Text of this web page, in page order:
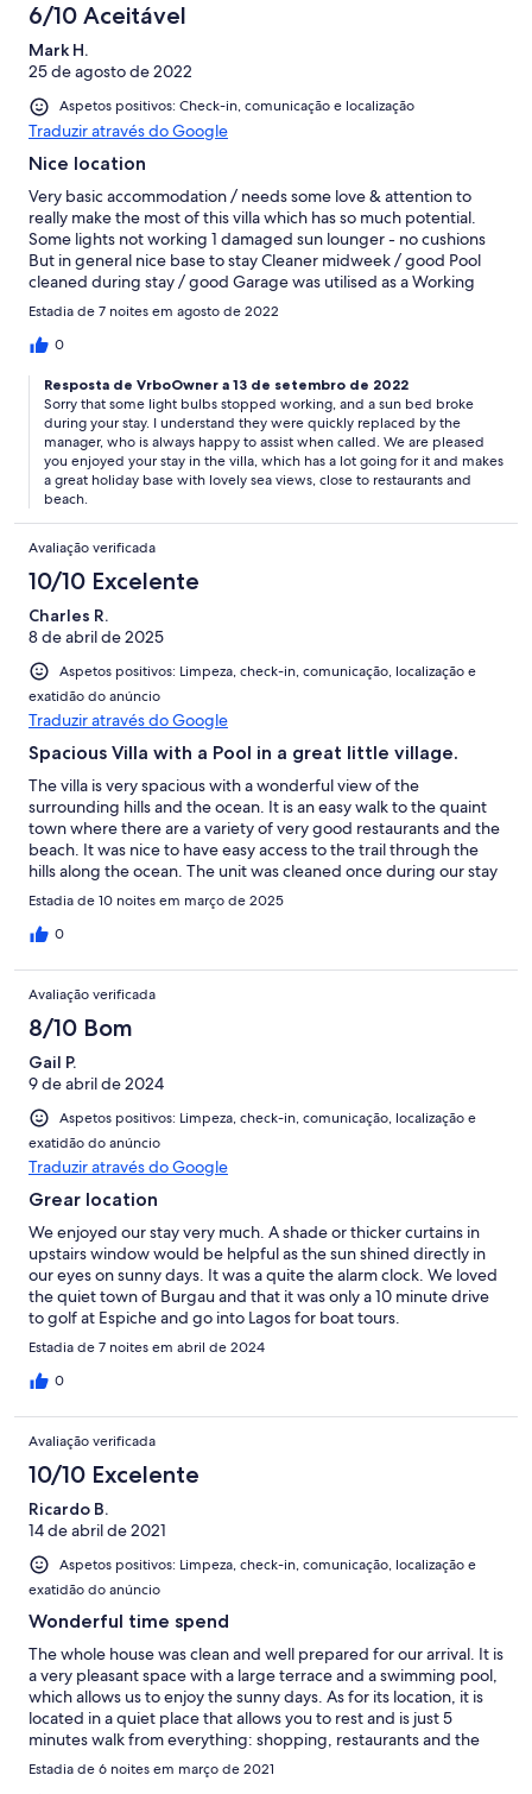
6/10 Aceitável
Mark H.
25 de agosto de 2022
Aspetos positivos: Check-in, comunicação e localização
Traduzir através do Google
Nice location
Very basic accommodation / needs some love & attention to
really make the most of this villa which has so much potential.
Some lights not working 1 damaged sun lounger - no cushions
But in general nice base to stay Cleaner midweek / good Pool
cleaned during stay / good Garage was utilised as a Working
office!
Estadia de 7 noites em agosto de 2022
0
Resposta de VrboOwner a 13 de setembro de 2022
Sorry that some light bulbs stopped working, and a sun bed broke
during your stay. I understand they were quickly replaced by the
manager, who is always happy to assist when called. We are pleased
you enjoyed your stay in the villa, which has a lot going for it and makes
a great holiday base with lovely sea views, close to restaurants and
beach.
Avaliação verificada
10/10 Excelente
Charles R.
8 de abril de 2025
Aspetos positivos: Limpeza, check-in, comunicação, localização e
exatidão do anúncio
Traduzir através do Google
Spacious Villa with a Pool in a great little village.
The villa is very spacious with a wonderful view of the
surrounding hills and the ocean. It is an easy walk to the quaint
town where there are a variety of very good restaurants and the
beach. It was nice to have easy access to the trail through the
hills along the ocean. The unit was cleaned once during our stay
which was unexpected and very nice. Our only issue was the
parking - everyone parked on the walk in front of their units thus
the road was tight and you need to park your car very close to
Estadia de 10 noites em março de 2025
0
Avaliação verificada
8/10 Bom
Gail P.
9 de abril de 2024
Aspetos positivos: Limpeza, check-in, comunicação, localização e
exatidão do anúncio
Traduzir através do Google
Grear location
We enjoyed our stay very much. A shade or thicker curtains in
upstairs window would be helpful as the sun shined directly in
our eyes on sunny days. It was a quite the alarm clock. We loved
the quiet town of Burgau and that it was only a 10 minute drive
to golf at Espiche and go into Lagos for boat tours.
Estadia de 7 noites em abril de 2024
0
Avaliação verificada
10/10 Excelente
Ricardo B.
14 de abril de 2021
Aspetos positivos: Limpeza, check-in, comunicação, localização e
exatidão do anúncio
Wonderful time spend
The whole house was clean and well prepared for our arrival. It is
a very pleasant space with a large terrace and a swimming pool,
which allows us to enjoy the sunny days. As for its location, it is
located in a quiet place that allows you to rest and is just 5
minutes walk from everything: shopping, restaurants and the
beach. Nearby, there are beautiful hiking trails and close to the
coast to enjoy nature and the ocean. I highlight the
Estadia de 6 noites em março de 2021